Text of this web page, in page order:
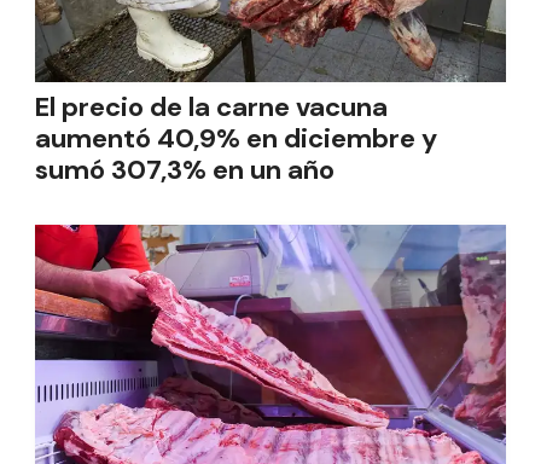
El precio de la carne vacuna
aumentó 40,9% en diciembre y
sumó 307,3% en un año